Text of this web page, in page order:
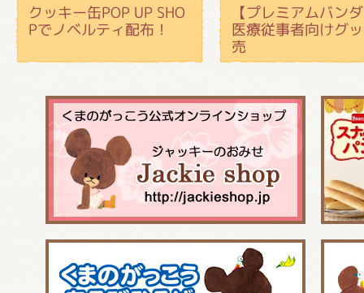
クッキー缶POP UP SHO
Pでノベルティ配布！
【プレミアムバン
医療従事者向けグ
売